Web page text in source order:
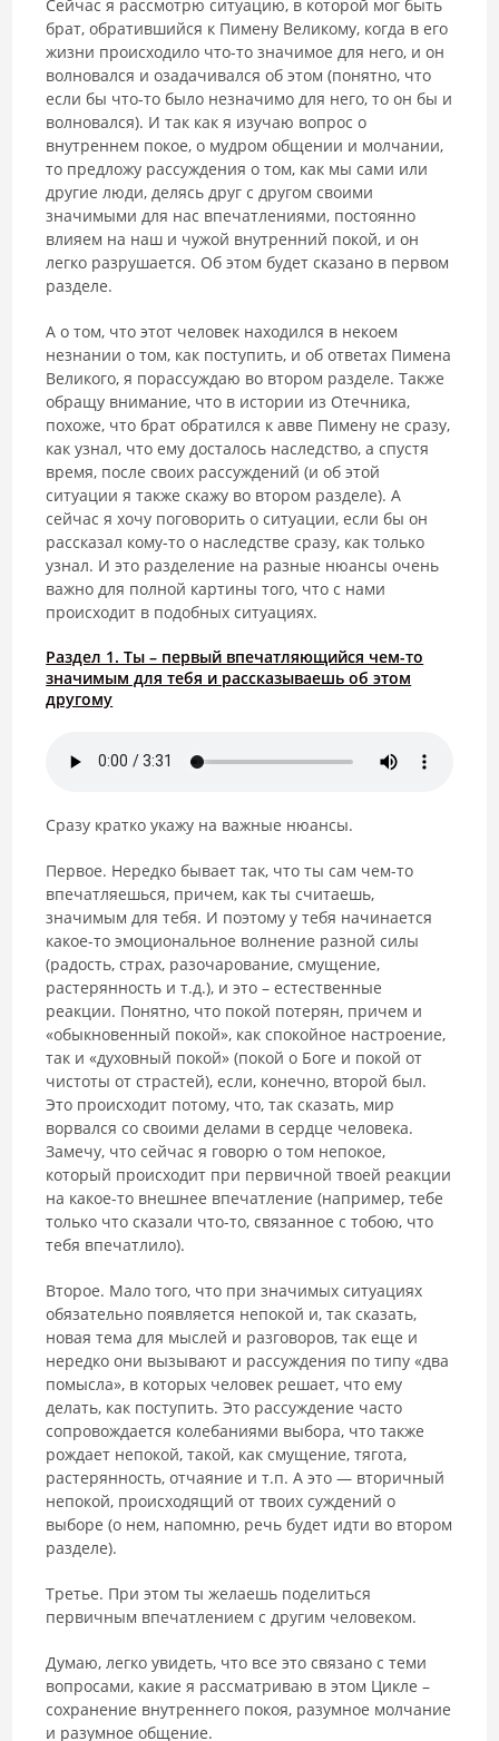
Сейчас я рассмотрю ситуацию, в которой мог быть
брат, обратившийся к Пимену Великому, когда в его
жизни происходило что-то значимое для него, и он
волновался и озадачивался об этом (понятно, что
если бы что-то было незначимо для него, то он бы и
волновался). И так как я изучаю вопрос о
внутреннем покое, о мудром общении и молчании,
то предложу рассуждения о том, как мы сами или
другие люди, делясь друг с другом своими
значимыми для нас впечатлениями, постоянно
влияем на наш и чужой внутренний покой, и он
легко разрушается. Об этом будет сказано в первом
разделе.
А о том, что этот человек находился в некоем
незнании о том, как поступить, и об ответах Пимена
Великого, я порассуждаю во втором разделе. Также
обращу внимание, что в истории из Отечника,
похоже, что брат обратился к авве Пимену не сразу,
как узнал, что ему досталось наследство, а спустя
время, после своих рассуждений (и об этой
ситуации я также скажу во втором разделе). А
сейчас я хочу поговорить о ситуации, если бы он
рассказал кому-то о наследстве сразу, как только
узнал. И это разделение на разные нюансы очень
важно для полной картины того, что с нами
происходит в подобных ситуациях.
Раздел 1. Ты – первый впечатляющийся чем-то
значимым для тебя и рассказываешь об этом
другому
Сразу кратко укажу на важные нюансы.
Первое. Нередко бывает так, что ты сам чем-то
впечатляешься, причем, как ты считаешь,
значимым для тебя. И поэтому у тебя начинается
какое-то эмоциональное волнение разной силы
(радость, страх, разочарование, смущение,
растерянность и т.д.), и это – естественные
реакции. Понятно, что покой потерян, причем и
«обыкновенный покой», как спокойное настроение,
так и «духовный покой» (покой о Боге и покой от
чистоты от страстей), если, конечно, второй был.
Это происходит потому, что, так сказать, мир
ворвался со своими делами в сердце человека.
Замечу, что сейчас я говорю о том непокое,
который происходит при первичной твоей реакции
на какое-то внешнее впечатление (например, тебе
только что сказали что-то, связанное с тобою, что
тебя впечатлило).
Второе. Мало того, что при значимых ситуациях
обязательно появляется непокой и, так сказать,
новая тема для мыслей и разговоров, так еще и
нередко они вызывают и рассуждения по типу «два
помысла», в которых человек решает, что ему
делать, как поступить. Это рассуждение часто
сопровождается колебаниями выбора, что также
рождает непокой, такой, как смущение, тягота,
растерянность, отчаяние и т.п. А это — вторичный
непокой, происходящий от твоих суждений о
выборе (о нем, напомню, речь будет идти во втором
разделе).
Третье. При этом ты желаешь поделиться
первичным впечатлением с другим человеком.
Думаю, легко увидеть, что все это связано с теми
вопросами, какие я рассматриваю в этом Цикле –
сохранение внутреннего покоя, разумное молчание
и разумное общение.